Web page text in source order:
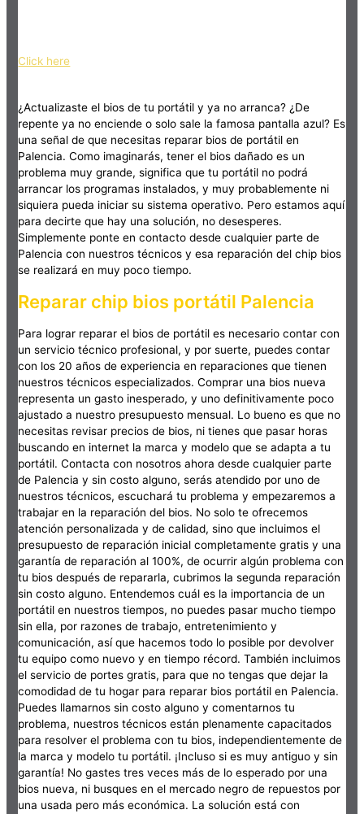
Click here
¿Actualizaste el bios de tu portátil y ya no arranca? ¿De
repente ya no enciende o solo sale la famosa pantalla azul? Es
una señal de que necesitas reparar bios de portátil en
Palencia. Como imaginarás, tener el bios dañado es un
problema muy grande, significa que tu portátil no podrá
arrancar los programas instalados, y muy probablemente ni
siquiera pueda iniciar su sistema operativo. Pero estamos aquí
para decirte que hay una solución, no desesperes.
Simplemente ponte en contacto desde cualquier parte de
Palencia con nuestros técnicos y esa reparación del chip bios
se realizará en muy poco tiempo.
Reparar chip bios portátil Palencia
Para lograr reparar el bios de portátil es necesario contar con
un servicio técnico profesional, y por suerte, puedes contar
con los 20 años de experiencia en reparaciones que tienen
nuestros técnicos especializados. Comprar una bios nueva
representa un gasto inesperado, y uno definitivamente poco
ajustado a nuestro presupuesto mensual. Lo bueno es que no
necesitas revisar precios de bios, ni tienes que pasar horas
buscando en internet la marca y modelo que se adapta a tu
portátil. Contacta con nosotros ahora desde cualquier parte
de Palencia y sin costo alguno, serás atendido por uno de
nuestros técnicos, escuchará tu problema y empezaremos a
trabajar en la reparación del bios. No solo te ofrecemos
atención personalizada y de calidad, sino que incluimos el
presupuesto de reparación inicial completamente gratis y una
garantía de reparación al 100%, de ocurrir algún problema con
tu bios después de repararla, cubrimos la segunda reparación
sin costo alguno. Entendemos cuál es la importancia de un
portátil en nuestros tiempos, no puedes pasar mucho tiempo
sin ella, por razones de trabajo, entretenimiento y
comunicación, así que hacemos todo lo posible por devolver
tu equipo como nuevo y en tiempo récord. También incluimos
el servicio de portes gratis, para que no tengas que dejar la
comodidad de tu hogar para reparar bios portátil en Palencia.
Puedes llamarnos sin costo alguno y comentarnos tu
problema, nuestros técnicos están plenamente capacitados
para resolver el problema con tu bios, independientemente de
la marca y modelo tu portátil. ¡Incluso si es muy antiguo y sin
garantía! No gastes tres veces más de lo esperado por una
bios nueva, ni busques en el mercado negro de repuestos por
una usada pero más económica. La solución está con